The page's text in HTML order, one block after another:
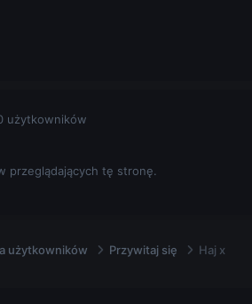
użytkowników
przeglądających tę stronę.
użytkowników Przywitaj się Haj x